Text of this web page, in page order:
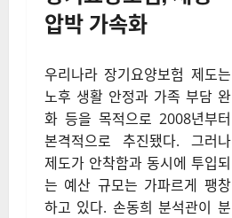
압박 가속화
우리나라 장기요양보험 제도는
노후 생활 안정과 가족 부담 완
화 등을 목적으로 2008년부터
본격적으로 추진됐다. 그러나
제도가 안착함과 동시에 투입되
는 예산 규모는 가파르게 팽창
하고 있다. 손동희 분석관이 분